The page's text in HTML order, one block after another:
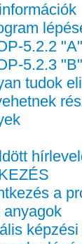
5.2.2
5.2.3
tudok
a
anyagok